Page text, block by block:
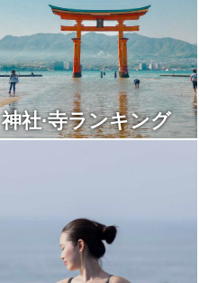
神社·寺ランキング